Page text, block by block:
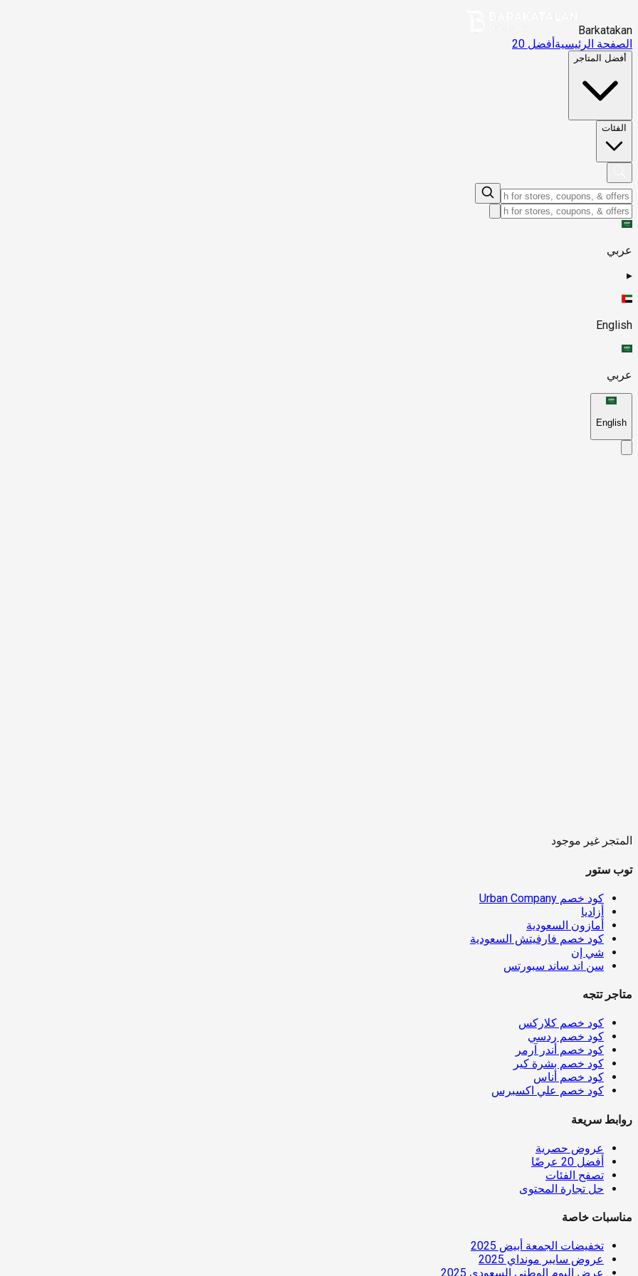
Barkatakan
الصفحة الرئيسيةأفضل 20
أفضل المتاجر
الفئات
عربي
▸
English
عربي
English
المتجر غير موجود
توب ستور
كود خصم Urban Company
أزاديا
أمازون السعودية
كود خصم فارفيتش السعودية
شي إن
سن اند ساند سبورتس
متاجر تتجه
كود خصم كلاركس
كود خصم ردسي
كود خصم أندر آرمر
كود خصم بشرة كير
كود خصم أناس
كود خصم علي اكسبرس
روابط سريعة
عروض حصرية
أفضل 20 عرضًا
تصفح الفئات
حل تجارة المحتوى
مناسبات خاصة
تخفيضات الجمعة أبيض 2025
عروض سايبر مونداي 2025
عرض اليوم الوطني السعودي 2025